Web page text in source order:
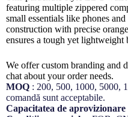
featuring multiple zippered
small essentials like phones
construction with precise
ensures a tough yet lightweight
We offer custom branding and
chat about your order needs.
MOQ : 200, 500, 1000, 5000,
comandă sunt acceptabile.
Capacitatea de aprovizionare